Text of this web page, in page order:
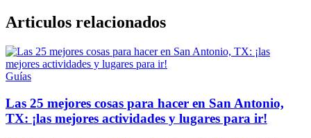
Articulos relacionados
Guías
Las 25 mejores cosas para hacer en San Antonio,
TX: ¡las mejores actividades y lugares para ir!